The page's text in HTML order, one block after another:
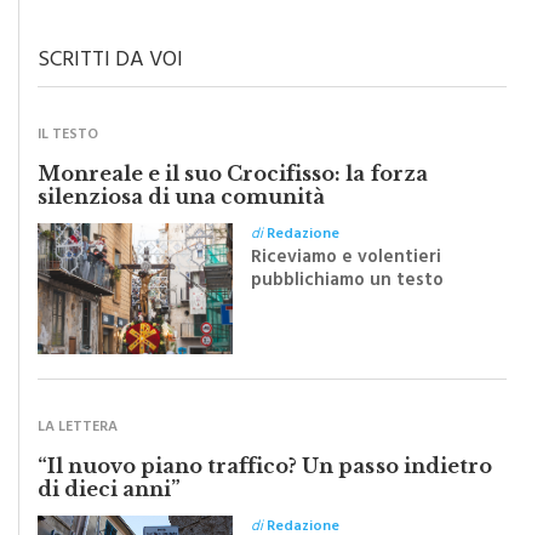
SCRITTI DA VOI
IL TESTO
Monreale e il suo Crocifisso: la forza
silenziosa di una comunità
diRedazione
Riceviamo e volentieri
Sapienza all'indomani della
LA LETTERA
“Il nuovo piano traffico? Un passo indietro
di dieci anni”